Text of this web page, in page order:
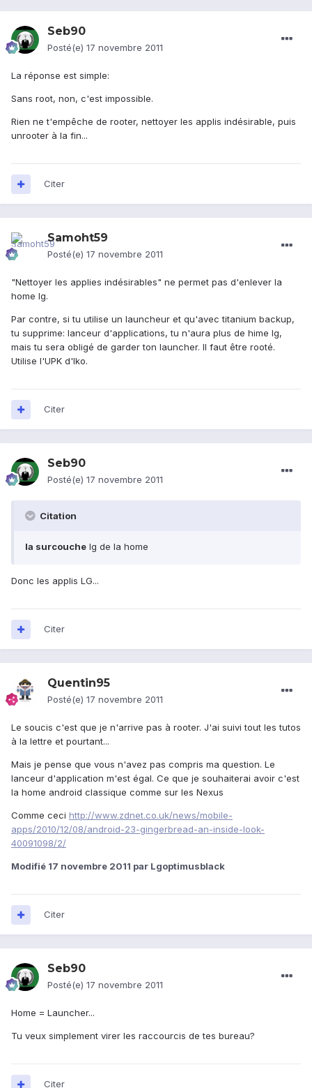
Seb90
Posté(e) 17 novembre 2011
La réponse est simple:
Sans root, non, c'est impossible.
Rien ne t'empêche de rooter, nettoyer les applis indésirable, puis
unrooter à la fin...
Citer
Samoht59
Posté(e) 17 novembre 2011
"Nettoyer les applies indésirables" ne permet pas d'enlever la
home lg.
Par contre, si tu utilise un launcheur et qu'avec titanium backup,
tu supprime: lanceur d'applications, tu n'aura plus de hime lg,
mais tu sera obligé de garder ton launcher. Il faut être rooté.
Utilise l'UPK d'Iko.
Citer
Seb90
Posté(e) 17 novembre 2011
Citation
la surcouche lg de la home
Donc les applis LG...
Citer
Quentin95
Posté(e) 17 novembre 2011
Le soucis c'est que je n'arrive pas à rooter. J'ai suivi tout les tutos
à la lettre et pourtant...
Mais je pense que vous n'avez pas compris ma question. Le
lanceur d'application m'est égal. Ce que je souhaiterai avoir c'est
la home android classique comme sur les Nexus
Comme ceci http://www.zdnet.co.uk/news/mobile-
apps/2010/12/08/android-23-gingerbread-an-inside-look-
40091098/2/
Modifié 17 novembre 2011 par Lgoptimusblack
Citer
Seb90
Posté(e) 17 novembre 2011
Home = Launcher...
Tu veux simplement virer les raccourcis de tes bureau?
Citer